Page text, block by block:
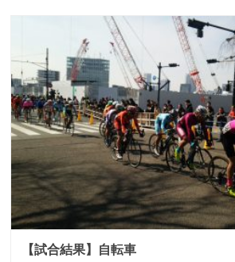
【試合結果】自転車